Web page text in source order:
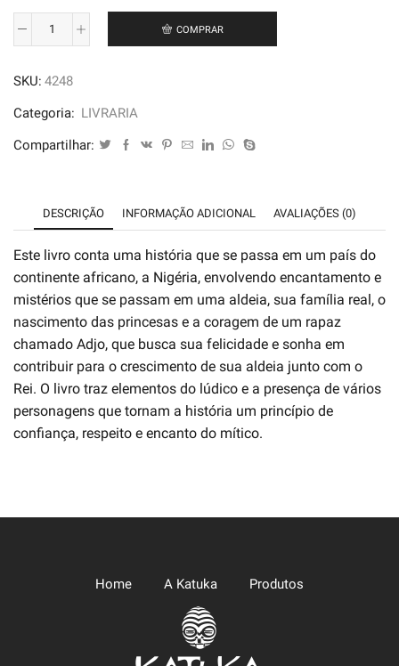
as
Princesas
quantidade
COMPRAR
SKU: 4248
Categoria: LIVRARIA
Compartilhar:
DESCRIÇÃO INFORMAÇÃO ADICIONAL AVALIAÇÕES (0)
Este livro conta uma história que se passa em um país do
continente africano, a Nigéria, envolvendo encantamento e
mistérios que se passam em uma aldeia, sua família real, o
nascimento das princesas e a coragem de um rapaz
chamado Adjo, que busca sua felicidade e sonha em
contribuir para o crescimento de sua aldeia junto com o
Rei. O livro traz elementos do lúdico e a presença de vários
personagens que tornam a história um princípio de
confiança, respeito e encanto do mítico.
Home A Katuka Produtos